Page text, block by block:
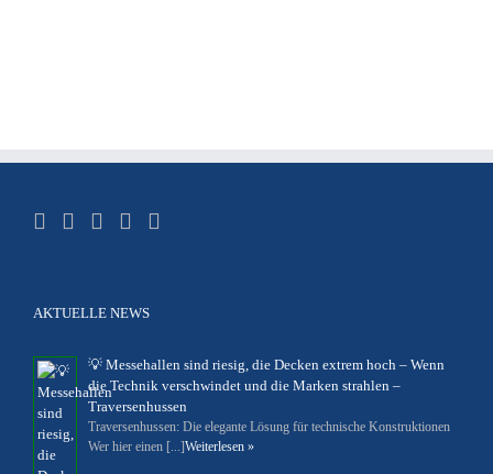
AKTUELLE NEWS
💡 Messehallen sind riesig, die Decken extrem hoch – Wenn
die Technik verschwindet und die Marken strahlen –
Traversenhussen
Traversenhussen: Die elegante Lösung für technische Konstruktionen
Wer hier einen [...]Weiterlesen »